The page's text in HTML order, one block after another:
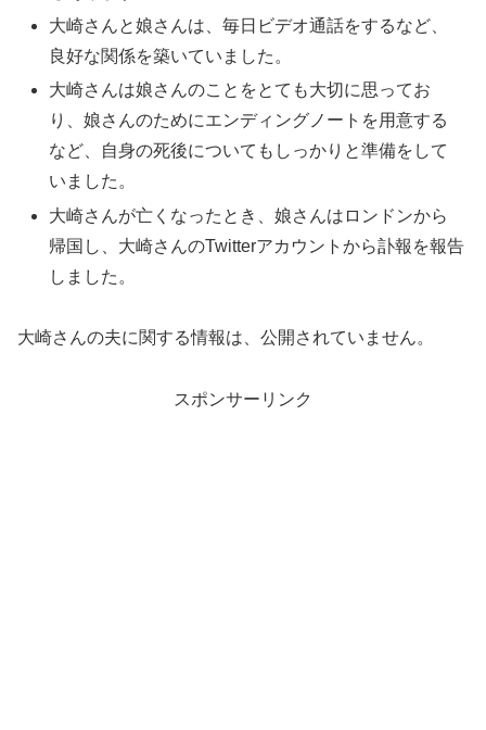
大崎さんと娘さんは、毎日ビデオ通話をするなど、
良好な関係を築いていました。
大崎さんは娘さんのことをとても大切に思ってお
り、娘さんのためにエンディングノートを用意する
など、自身の死後についてもしっかりと準備をして
いました。
大崎さんが亡くなったとき、娘さんはロンドンから
帰国し、大崎さんのTwitterアカウントから訃報を報告
しました。
大崎さんの夫に関する情報は、公開されていません。
スポンサーリンク